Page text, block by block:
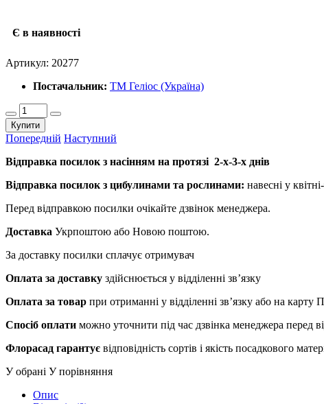
Є в наявності
Артикул: 20277
Постачальник: ТМ Геліос (Україна)
Купити
Попередній Наступний
Відправка посилок з насінням на протязі 2-х-3-х днів
Відправка посилок з цибулинами та рослинами: навесні у
Перед відправкою посилки очікайте дзвінок менеджера.
Доставка Укрпоштою або Новою поштою.
За доставку посилки сплачує отримувач
Оплата за доставку здійснюється у відділенні зв’язку
Оплата за товар при отриманні у відділенні зв’язку або на карту
Спосіб оплати можно уточнити під час дзвінка менеджера перед
Флорасад гарантує відповідність сортів і якість посадкового
У обрані У порівняння
Опис